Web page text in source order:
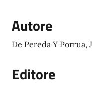
Autore
De Pereda Y Porrua,
Editore